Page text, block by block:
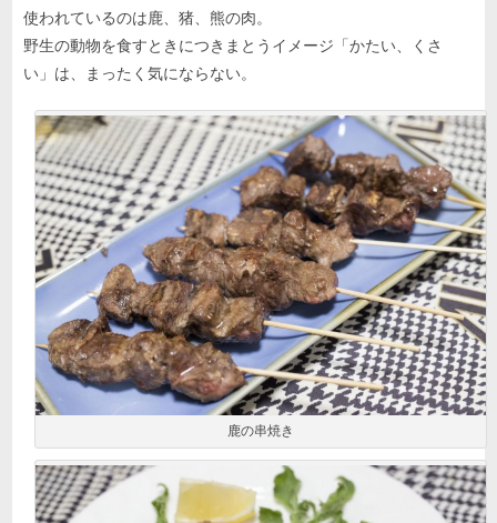
使われているのは鹿、猪、熊の肉。
野生の動物を食すときにつきまとうイメージ「かたい、くさ
い」は、まったく気にならない。
鹿の串焼き